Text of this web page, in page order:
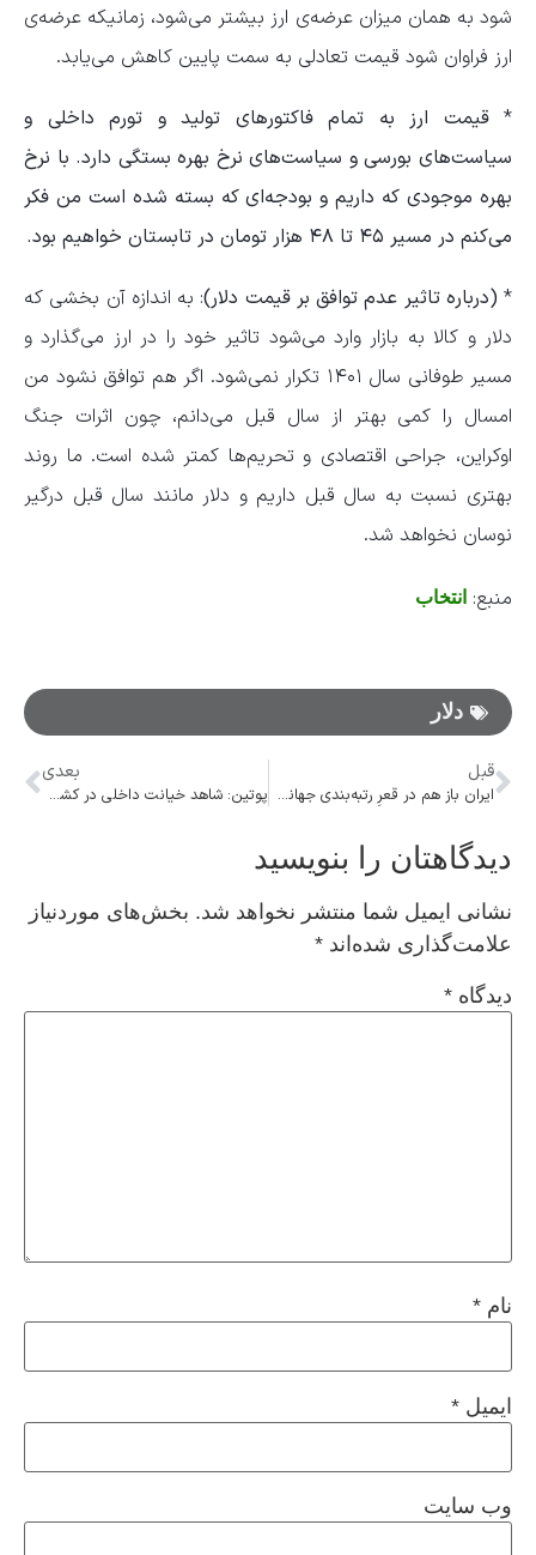
شود به همان میزان عرضه‌ی ارز بیشتر می‌شود، زمانیکه عرضه‌ی
ارز فراوان شود قیمت تعادلی به سمت پایین کاهش می‌یابد.
*قیمت ارز به تمام فاکتور‌های تولید و تورم داخلی و
سیاست‌های بورسی و سیاست‌های نرخ بهره بستگی دارد. با نرخ
بهره موجودی که داریم و بودجه‌ای که بسته شده است من فکر
می‌کنم در مسیر ۴۵ تا ۴۸ هزار تومان در تابستان خواهیم بود.
*(درباره تاثیر عدم توافق بر قیمت دلار): به اندازه آن بخشی که
دلار و کالا به بازار وارد می‌شود تاثیر خود را در ارز می‌گذارد و
مسیر طوفانی سال ۱۴۰۱ تکرار نمی‌شود. اگر هم توافق نشود من
امسال را کمی بهتر از سال قبل می‌دانم، چون اثرات جنگ
اوکراین، جراحی اقتصادی و تحریم‌ها کمتر شده است. ما روند
بهتری نسبت به سال قبل داریم و دلار مانند سال قبل درگیر
نوسان نخواهد شد.
منبع: انتخاب
دلار
قبل
ایران باز هم در قعرِ رتبه‌بندی جهانی قرار گرفت!
بعدی
پوتین: شاهد خیانت داخلی در کشور هستیم
دیدگاهتان را بنویسید
نشانی ایمیل شما منتشر نخواهد شد. بخش‌های موردنیاز
علامت‌گذاری شده‌اند *
دیدگاه *
نام *
ایمیل *
وب‌ سایت